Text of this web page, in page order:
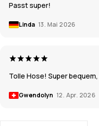
Passt super!
Linda 13. Mai 2026
Tolle Hose! Super
Gwendolyn 12. Apr. 2026